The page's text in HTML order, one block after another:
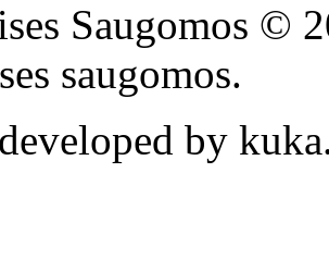
Saugomos ©
saugomos.
developed by